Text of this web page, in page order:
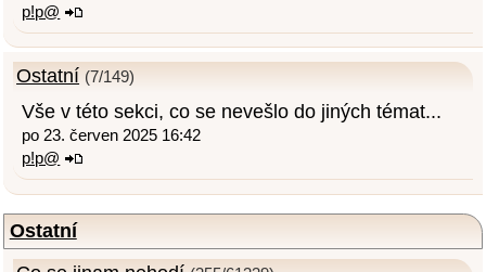
p!p@
Ostatní (7/149)
Vše v této sekci, co se nevešlo do jiných témat...
po 23. červen 2025 16:42
p!p@
Ostatní